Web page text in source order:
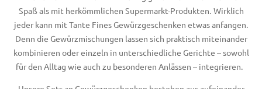
Spaß als mit herkömmlichen Supermarkt-Produkten. Wirklich
jeder kann mit Tante Fines Gewürzgeschenken etwas anfangen.
Denn die Gewürzmischungen lassen sich praktisch miteinander
kombinieren oder einzeln in unterschiedliche Gerichte – sowohl
für den Alltag wie auch zu besonderen Anlässen – integrieren.